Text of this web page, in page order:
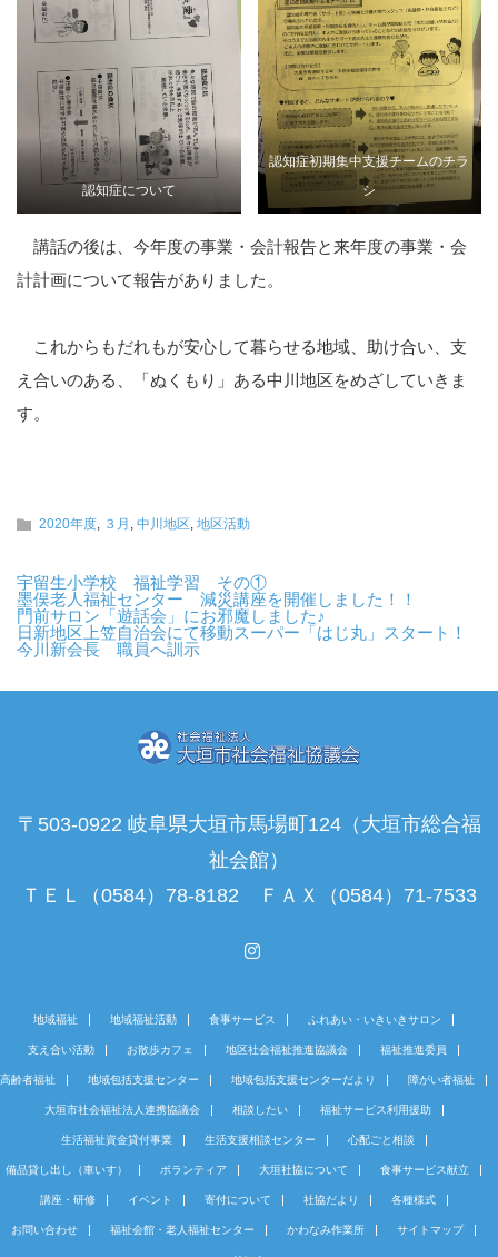
認知症について
認知症初期集中支援チームのチラ
シ
講話の後は、今年度の事業・会計報告と来年度の事業・会
計計画について報告がありました。
これからもだれもが安心して暮らせる地域、助け合い、支
え合いのある、「ぬくもり」ある中川地区をめざしていきま
す。
2020年度, ３月 , 中川地区, 地区活動
宇留生小学校 福祉学習 その①
墨俣老人福祉センター 減災講座を開催しました！！
門前サロン「遊話会」にお邪魔しました♪
日新地区上笠自治会にて移動スーパー「はじ丸」スタート！
今川新会長 職員へ訓示
〒503-0922 岐阜県大垣市馬場町124（大垣市総合福
祉会館）
ＴＥＬ（0584）78-8182 ＦＡＸ（0584）71-7533
地域福祉 地域福祉活動 食事サービス ふれあい・いきいきサロン
支え合い活動 お散歩カフェ 地区社会福祉推進協議会 福祉推進委員
高齢者福祉 地域包括支援センター 地域包括支援センターだより 障がい者福祉
大垣市社会福祉法人連携協議会 相談したい 福祉サービス利用援助
生活福祉資金貸付事業 生活支援相談センター 心配ごと相談
備品貸し出し（車いす） ボランティア 大垣社協について 食事サービス献立
講座・研修 イベント 寄付について 社協だより 各種様式
お問い合わせ 福祉会館・老人福祉センター かわなみ作業所 サイトマップ